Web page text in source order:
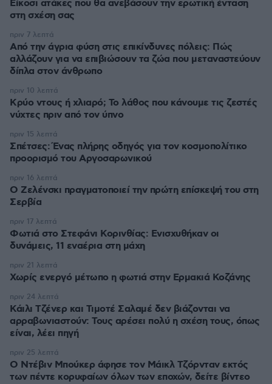
Είκοσι ατάκες που θα ανεβάσουν την ερωτική ένταση
στη σχέση σας
Από την άγρια φύση στις επικίνδυνες πόλεις: Πώς
αλλάζουν για να επιβιώσουν τα ζώα που μεταναστεύουν
δίπλα στον άνθρωπο
πριν 7 λεπτά
Κρύο ντους ή χλιαρό; Το λάθος που κάνουμε τις ζεστές
νύχτες πριν από τον ύπνο
πριν 10 λεπτά
Σπέτσες: Ένας πλήρης οδηγός για τον κοσμοπολίτικο
προορισμό του Αργοσαρωνικού
πριν 15 λεπτά
Ο Ζελένσκι πραγματοποιεί την πρώτη επίσκεψή του στη
Σερβία
πριν 16 λεπτά
Φωτιά στο Στεφάνι Κορινθίας: Ενισχυθήκαν οι
δυνάμεις, 11 εναέρια στη μάχη
πριν 17 λεπτά
Χωρίς ενεργό μέτωπο η φωτιά στην Ερμακιά Κοζάνης
πριν 21 λεπτά
Κάιλι Τζένερ και Τιμοτέ Σαλαμέ δεν βιάζονται να
αρραβωνιαστούν: Τους αρέσει πολύ η σχέση τους, όπως
είναι, λέει πηγή
πριν 24 λεπτά
Ο Ντέβιν Μπούκερ άφησε τον Μάικλ Τζόρνταν εκτός
των πέντε κορυφαίων όλων των εποχών, δείτε βίντεο
πριν 25 λεπτά